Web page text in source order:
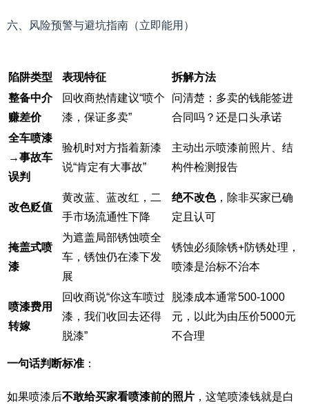
六、风险预警与避坑指南（立即能用）
陷阱类型 表现特征
拆解方法
整备中介
赚差价
回收商热情建议“喷个
漆，保证多卖”
问清楚：多卖的钱能签进
合同吗？还是口头承诺
全车喷漆
→事故车
误判
验机时对方指着新漆
说“肯定有大事故”
主动出示喷漆前照片、结
构件检测报告
改色贬值
黄改蓝、蓝改红，二
手市场流通性下降
绝不改色，除非买家已确
定且认可
掩盖式喷
漆
为遮盖局部锈蚀喷全
车，锈蚀仍在漆下发
展
锈蚀必须除锈+防锈处理，
喷漆是治标不治本
喷漆费用
转嫁
回收商说“你这车喷过
漆，我们收回去还得
脱漆”
脱漆成本通常500-1000
元，以此为由压价5000元
不合理
一句话判断标准 ：
如果喷漆后不敢给买家看喷漆前的照片 ，这笔喷漆钱就是白